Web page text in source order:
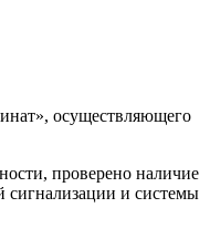
осуществляющего
проверено наличие
сигнализации и системы